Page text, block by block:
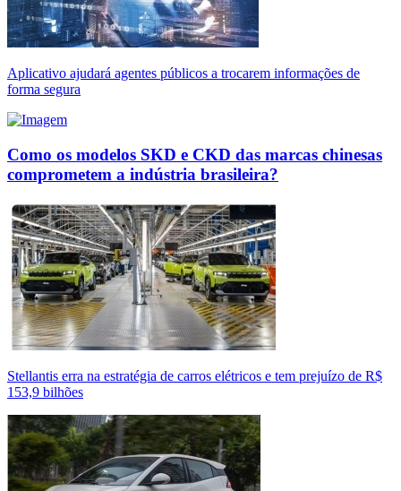
Aplicativo ajudará agentes públicos a trocarem informações de
forma segura
Como os modelos SKD e CKD das marcas chinesas
comprometem a indústria brasileira?
Stellantis erra na estratégia de carros elétricos e tem prejuízo de R$
153,9 bilhões